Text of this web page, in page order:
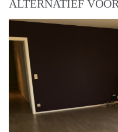
ALTERNATIEF